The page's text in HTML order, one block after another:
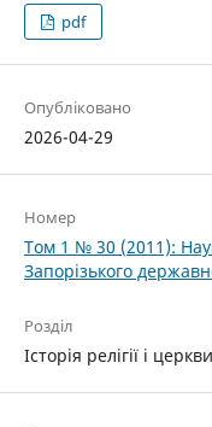
pdf
Опубліковано
2026-04-29
Номер
Том 1 № 30 (2011):
Запорізького
Розділ
Історія релігії і церкви